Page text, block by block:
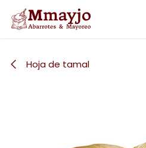
Ir al contenido
Hoja de tamal